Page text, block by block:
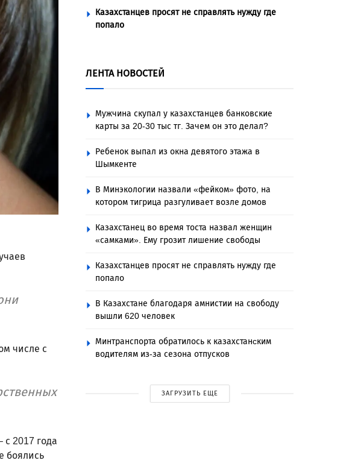
числе с
2017 года
боялись
Казахстанцев просят не справлять нужду где
попало
ЛЕНТА НОВОСТЕЙ
Мужчина скупал у казахстанцев банковские
карты за 20-30 тыс тг. Зачем он это делал?
Ребенок выпал из окна девятого этажа в
Шымкенте
В Минэкологии назвали «фейком» фото, на
котором тигрица разгуливает возле домов
Казахстанец во время тоста назвал женщин
«самками». Ему грозит лишение свободы
Казахстанцев просят не справлять нужду где
попало
В Казахстане благодаря амнистии на свободу
вышли 620 человек
Минтранспорта обратилось к казахстанcким
водителям из-за сезона отпусков
ЗАГРУЗИТЬ ЕЩЕ